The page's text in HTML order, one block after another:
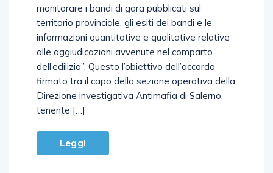
monitorare i bandi di gara pubblicati sul
territorio provinciale, gli esiti dei bandi e le
informazioni quantitative e qualitative relative
alle aggiudicazioni avvenute nel comparto
dell’edilizia”. Questo l’obiettivo dell’accordo
firmato tra il capo della sezione operativa della
Direzione investigativa Antimafia di Salerno,
tenente […]
Leggi